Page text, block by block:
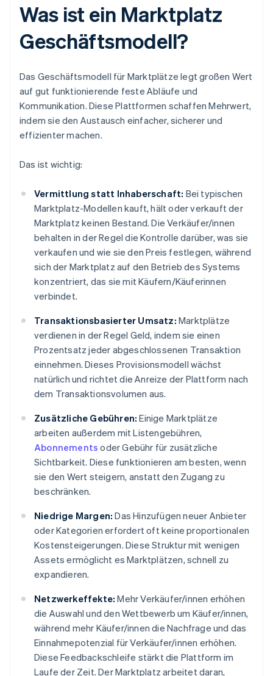
Was ist ein Marktplatz
Geschäftsmodell?
Das Geschäftsmodell für Marktplätze legt großen Wert
auf gut funktionierende feste Abläufe und
Kommunikation. Diese Plattformen schaffen Mehrwert,
indem sie den Austausch einfacher, sicherer und
effizienter machen.
Das ist wichtig:
Vermittlung statt Inhaberschaft: Bei typischen
Marktplatz-Modellen kauft, hält oder verkauft der
Marktplatz keinen Bestand. Die Verkäufer/innen
behalten in der Regel die Kontrolle darüber, was sie
verkaufen und wie sie den Preis festlegen, während
sich der Marktplatz auf den Betrieb des Systems
konzentriert, das sie mit Käufern/Käuferinnen
verbindet.
Transaktionsbasierter Umsatz: Marktplätze
verdienen in der Regel Geld, indem sie einen
Prozentsatz jeder abgeschlossenen Transaktion
einnehmen. Dieses Provisionsmodell wächst
natürlich und richtet die Anreize der Plattform nach
dem Transaktionsvolumen aus.
Zusätzliche Gebühren: Einige Marktplätze
arbeiten außerdem mit Listengebühren,
Abonnements oder Gebühr für zusätzliche
Sichtbarkeit. Diese funktionieren am besten, wenn
sie den Wert steigern, anstatt den Zugang zu
beschränken.
Niedrige Margen: Das Hinzufügen neuer Anbieter
oder Kategorien erfordert oft keine proportionalen
Kostensteigerungen. Diese Struktur mit wenigen
Assets ermöglicht es Marktplätzen, schnell zu
expandieren.
Netzwerkeffekte: Mehr Verkäufer/innen erhöhen
die Auswahl und den Wettbewerb um Käufer/innen,
während mehr Käufer/innen die Nachfrage und das
Einnahmepotenzial für Verkäufer/innen erhöhen.
Diese Feedbackschleife stärkt die Plattform im
Laufe der Zeit. Der Marktplatz arbeitet daran,